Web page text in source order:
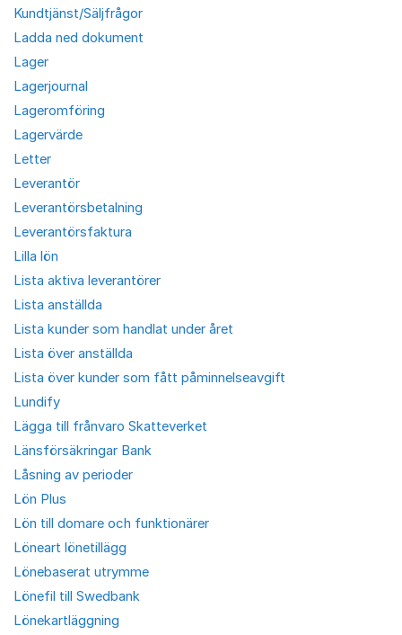
Kundtjänst/Säljfrågor
Ladda ned dokument
Lager
Lagerjournal
Lageromföring
Lagervärde
Letter
Leverantör
Leverantörsbetalning
Leverantörsfaktura
Lilla lön
Lista aktiva leverantörer
Lista anställda
Lista kunder som handlat under året
Lista över anställda
Lista över kunder som fått påminnelseavgift
Lundify
Lägga till frånvaro Skatteverket
Länsförsäkringar Bank
Låsning av perioder
Lön Plus
Lön till domare och funktionärer
Löneart lönetillägg
Lönebaserat utrymme
Lönefil till Swedbank
Lönekartläggning